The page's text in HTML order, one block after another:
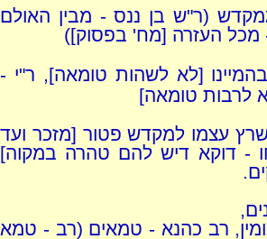
(ר"ש בן ננס - מבין האולם
מכל העזרה [מח' בפסוק])
[לא לשהות טומאה], ר"י -
לרבות טומאה]
עצמו למקדש פטור [מזכר ועד
- דוקא דיש להם טהרה במקוה]
מומין, רב כהנא - טמאים (רב - טמא